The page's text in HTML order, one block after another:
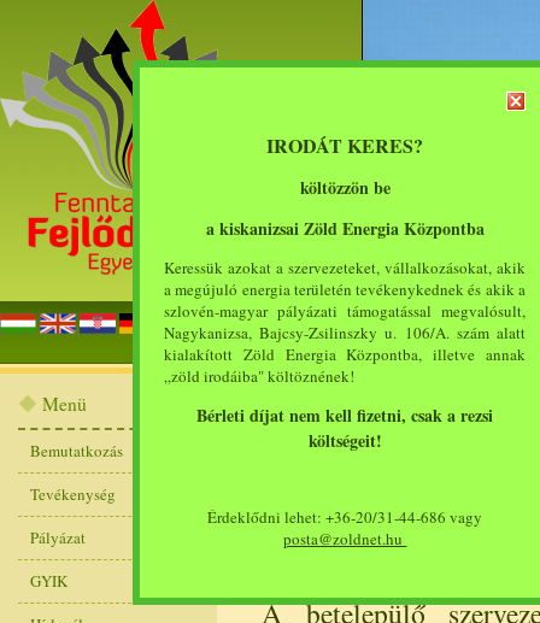
IRODÁT KERES?
költözzön be
a kiskanizsai Zöld Energia Központba
Keressük azokat a szervezeteket, vállalkozásokat, akik
a megújuló energia területén tevékenykednek és akik a
szlovén-magyar pályázati támogatással megvalósult,
Nagykanizsa, Bajcsy-Zsilinszky u. 106/A. szám alatt
kialakított Zöld Energia Központba, illetve annak
„zöld irodáiba" költöznének!
Bérleti díjat nem kell fizetni, csak a rezsi
költségeit!
Érdeklődni lehet: +36-20/31-44-686 vagy
posta@zoldnet.hu
főoldal
Menü
Bemutatkozás
Tevékenység
Pályázat
GYIK
Események
[>>>]
Központba
A betelepülő